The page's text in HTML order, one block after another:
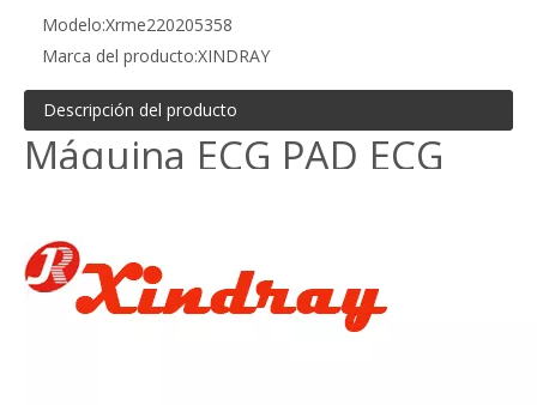
Modelo:Xrme220205358
Marca del producto:XINDRAY
Descripción del producto
Máquina ECG PAD ECG